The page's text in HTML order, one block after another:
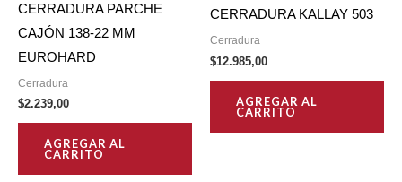
CERRADURA PARCHE
CAJÓN 138-22 MM
EUROHARD
Cerradura
$2.239,00
AGREGAR AL
CARRITO
CERRADURA KALLAY 503
Cerradura
$12.985,00
AGREGAR AL
CARRITO